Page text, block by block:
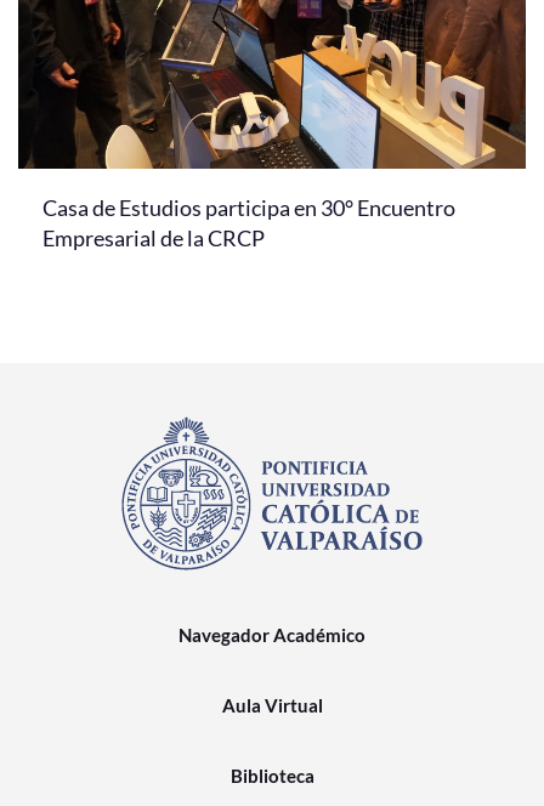
Casa de Estudios participa en 30° Encuentro
Empresarial de la CRCP
Navegador Académico
Aula Virtual
Biblioteca